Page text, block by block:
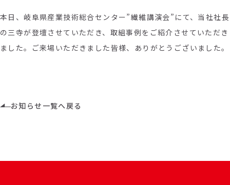
本日、岐阜県産業技術総合センター”繊維講演会”にて、当社社長
の三寺が登壇させていただき、取組事例をご紹介させていただき
ました。ご来場いただきました皆様、ありがとうございました。
お知らせ一覧へ戻る